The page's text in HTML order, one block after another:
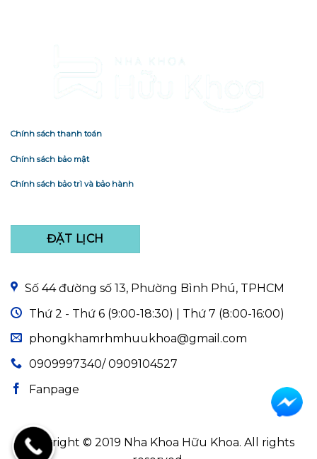
Chính sách thanh toán
Chính sách bảo mật
Chính sách bảo trì và bảo hành
ĐẶT LỊCH
Số 44 đường số 13, Phường Bình Phú, TPHCM
Thứ 2 - Thứ 6 (9:00-18:30) | Thứ 7 (8:00-16:00)
phongkhamrhmhuukhoa@gmail.com
0909997340/ 0909104527
Fanpage
Copyright © 2019 Nha Khoa Hữu Khoa. All rights